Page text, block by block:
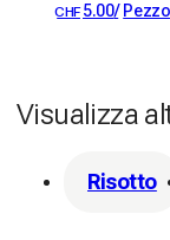
CHF 5.00/ Pezzo
Visualizza
Risotto